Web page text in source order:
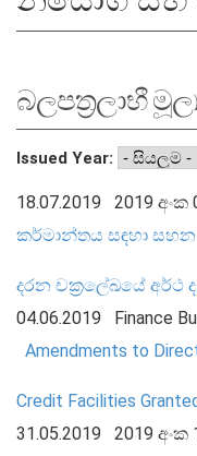
පාලන ව්‍යුහය
ප්‍රධාන නිලධාරීන්
දෙපාර්තමේන්තු
පාලන සංග්‍රහ සහ
බලපත්‍රලාභී
Issued Year:
18.07.2019 2019
කර්මාන්තය සඳහා සහන
දරන චක්‍රලේඛයේ අර්ථ
04.06.2019
Finance
Amendments to
Credit Facilities
31.05.2019
2019